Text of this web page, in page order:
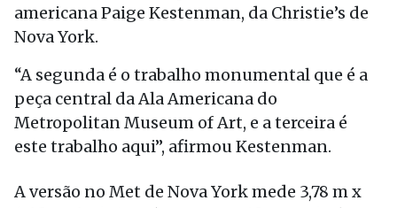
americana Paige Kestenman, da Christie’s de
Nova York.
“A segunda é o trabalho monumental que é a
peça central da Ala Americana do
Metropolitan Museum of Art, e a terceira é
este trabalho aqui”, afirmou Kestenman.
A versão no Met de Nova York mede 3,78 m x